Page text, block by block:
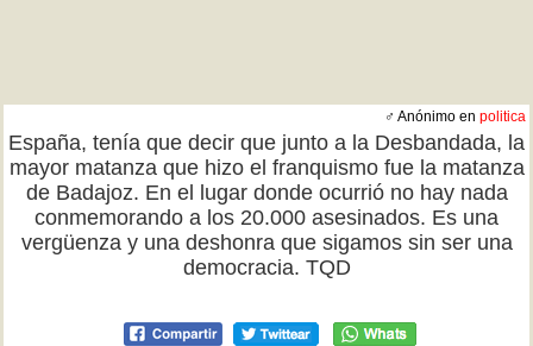
♂ Anónimo en politica
España, tenía que decir que junto a la Desbandada, la
mayor matanza que hizo el franquismo fue la matanza
de Badajoz. En el lugar donde ocurrió no hay nada
conmemorando a los 20.000 asesinados. Es una
vergüenza y una deshonra que sigamos sin ser una
democracia. TQD